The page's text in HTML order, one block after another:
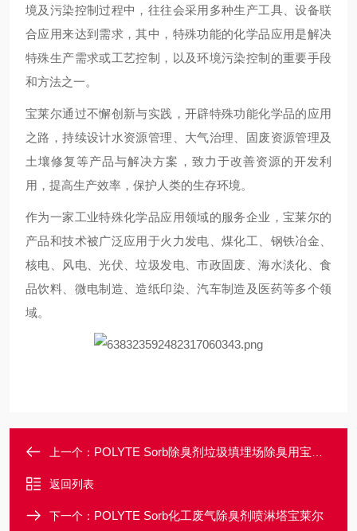
境及污染控制过程中，往往会采用多种生产工具、设备联
合应用来达到需求，其中，特殊功能的化学品应用是解决
特殊生产需求或工艺控制，以及环境污染控制的重要手段
和方法之一。
宝莱尔通过不懈创新与实践，开辟特殊功能化学品的应用
之路，持续设计水资源管理、大气治理、固废资源管理及
土壤修复等产品与解决方案，致力于改善资源的开发利
用，提高生产效率，保护人类的生存环境。
作为一家工业特殊化学品应用领域的服务企业，宝莱尔的
产品和技术被广泛应用于火力发电、煤化工、钢铁冶金、
核电、风电、光伏、垃圾发电、市政固废、海水淡化、食
品饮料、微电制造、造纸印染、汽车制造及医药等多个领
域。
上一个： POLYTE Sorb除臭剂垃圾填埋场除臭用宝莱尔
返回列表
下一个： POLYTE Sorb化工废气除臭剂喷淋塔宝莱尔